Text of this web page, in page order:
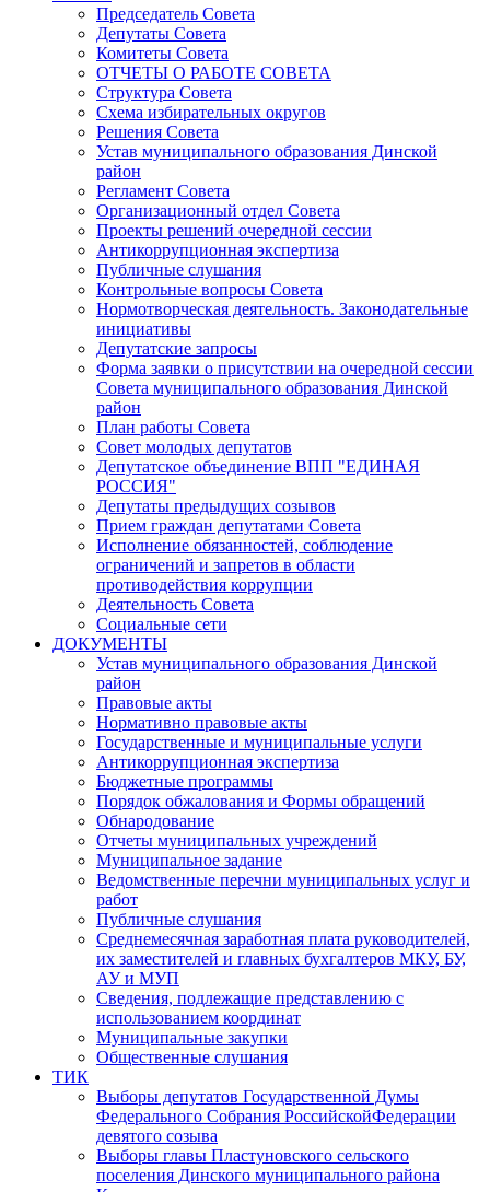
Председатель Совета
Депутаты Совета
Комитеты Совета
ОТЧЕТЫ О РАБОТЕ СОВЕТА
Структура Совета
Схема избирательных округов
Решения Совета
Устав муниципального образования Динской
район
Регламент Совета
Организационный отдел Совета
Проекты решений очередной сессии
Антикоррупционная экспертиза
Публичные слушания
Контрольные вопросы Совета
Нормотворческая деятельность. Законодательные
инициативы
Депутатские запросы
Форма заявки о присутствии на очередной сессии
Совета муниципального образования Динской
район
План работы Совета
Совет молодых депутатов
Депутатское объединение ВПП "ЕДИНАЯ
РОССИЯ"
Депутаты предыдущих созывов
Прием граждан депутатами Совета
Исполнение обязанностей, соблюдение
ограничений и запретов в области
противодействия коррупции
Деятельность Совета
Социальные сети
ДОКУМЕНТЫ
Устав муниципального образования Динской
район
Правовые акты
Нормативно правовые акты
Государственные и муниципальные услуги
Антикоррупционная экспертиза
Бюджетные программы
Порядок обжалования и Формы обращений
Обнародование
Отчеты муниципальных учреждений
Муниципальное задание
Ведомственные перечни муниципальных услуг и
работ
Публичные слушания
Среднемесячная заработная плата руководителей,
их заместителей и главных бухгалтеров МКУ, БУ,
АУ и МУП
Сведения, подлежащие представлению с
использованием координат
Муниципальные закупки
Общественные слушания
ТИК
Выборы депутатов Государственной Думы
Федерального Собрания РоссийскойФедерации
девятого созыва
Выборы главы Пластуновского сельского
поселения Динского муниципального района